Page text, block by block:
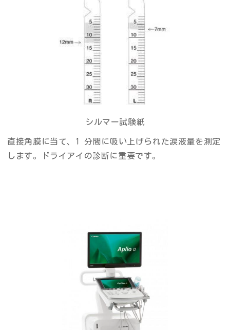
シルマー試験紙
直接角膜に当て、1 分間に吸い上げられた涙液量を測定
します。ドライアイの診断に重要です。